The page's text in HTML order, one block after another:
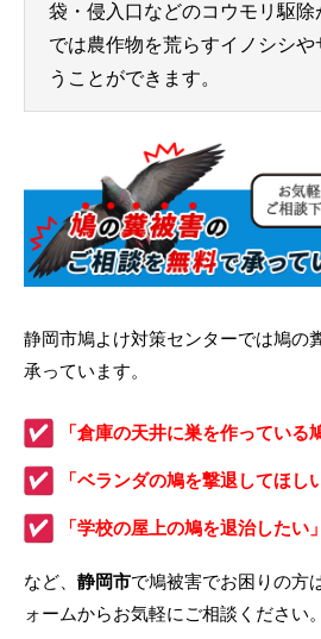
袋・侵入口などのコウモリ駆
では農作物を荒らすイノシシ
うことができます。
静岡市鳩よけ対策センターでは鳩の
承っています。
「倉庫の天井に巣を作っている
「ベランダの鳩を撃退してほし
「学校の屋上の鳩を退治したい」
など、 静岡市で鳩被害でお困りの方
ォームからお気軽にご相談ください。